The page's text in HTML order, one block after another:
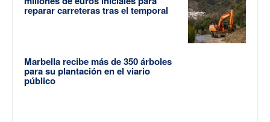
reparar carreteras tras el temporal
Marbella recibe más de 350 árboles
para su plantación en el viario
público